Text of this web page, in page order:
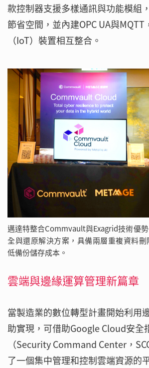
款控制器支援多樣通訊與功能模組
節省空間，並內建OPC UA與
（IoT）裝置相互整合。
邁達特整合Commvault與Exagrid技術優
全與還原解決方案，具備兩層重複資料
低備份儲存成本。
雲端與邊緣運算管理新篇章
當製造業的數位轉型計畫開始利用
助實現，可借助Google Cloud安全
（Security Command Center，
了一個集中管理和控制雲端資源的